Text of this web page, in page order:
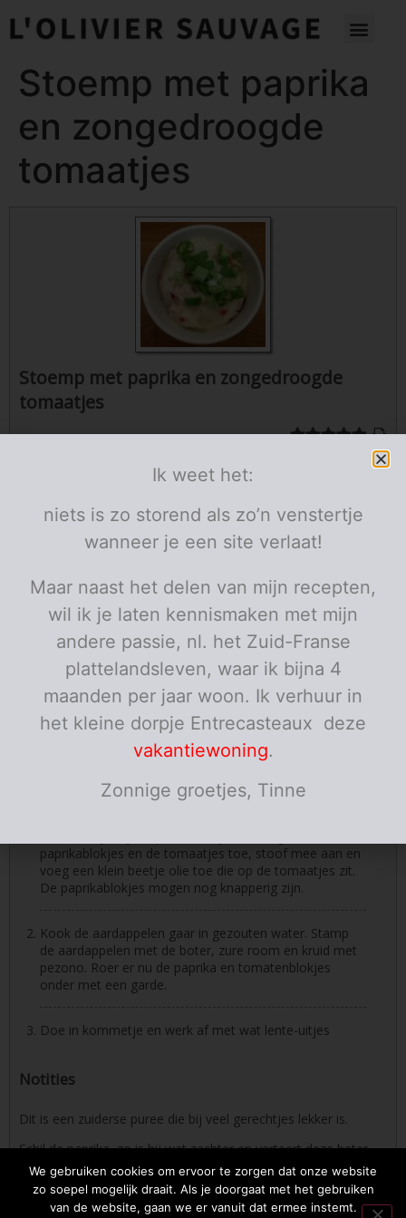
Stoemp met paprika
en zongedroogde
tomaatjes
Stoemp met paprika en zongedroogde
tomaatjes
Ingrediënten
7 aardappelen
2 kleine sjalotjes fijn gesneden
rode paprika geschild en in blokjes
zongedroogde tomaatjes
pezono
1 el
zure room
1 klontje
boter
2
lente-uitjes
paprikablokjes en de tomaatjes toe, stoof mee aan en
voeg een klein beetje olie toe die op de tomaatjes zit.
De paprikablokjes mogen nog knapperig zijn.
Kook de aardappelen gaar in gezouten water. Stamp
de aardappelen met de boter, zure room en kruid met
pezono. Roer er nu de paprika en tomatenblokjes
onder met een garde.
Doe in kommetje en werk af met wat lente-uitjes
Notities
Dit is een zuiderse puree die bij veel gerechtjes lekker is.
Schil de paprika, zo is hij wat zachter en verteert deze beter.
We gebruiken cookies om ervoor te zorgen dat onze website
zo soepel mogelijk draait. Als je doorgaat met het gebruiken
van de website, gaan we er vanuit dat ermee instemt.
Ik weet het:
niets is zo storend als zo’n venstertje
wanneer je een site verlaat!
Maar naast het delen van mijn recepten,
wil ik je laten kennismaken met mijn
andere passie, nl. het Zuid-Franse
plattelandsleven, waar ik bijna 4
maanden per jaar woon. Ik verhuur in
het kleine dorpje Entrecasteaux deze
vakantiewoning.
Zonnige groetjes, Tinne